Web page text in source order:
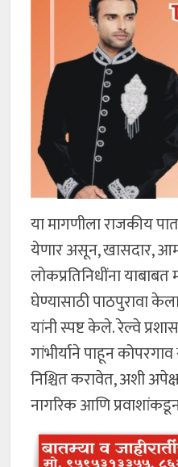
या मागणीला राजकीय
येणार असून, खासदार,
लोकप्रतिनिधींना
घेण्यासाठी पाठपुरावा
यांनी स्पष्ट केले. रेल्वे
गांभीर्याने पाहून
निश्चित करावेत, अशी
नागरिक आणि